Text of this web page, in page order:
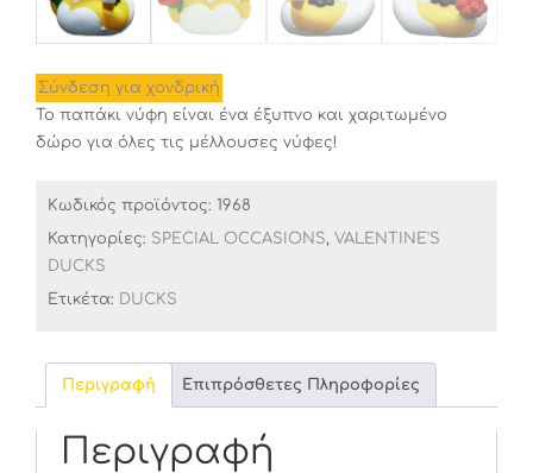
Σύνδεση για χονδρική
Το παπάκι νύφη είναι ένα έξυπνο και χαριτωμένο
δώρο για όλες τις μέλλουσες νύφες!
Κωδικός προϊόντος: 1968
Κατηγορίες: SPECIAL OCCASIONS, VALENTINE'S
DUCKS
Ετικέτα: DUCKS
Περιγραφή Επιπρόσθετες Πληροφορίες
Περιγραφή